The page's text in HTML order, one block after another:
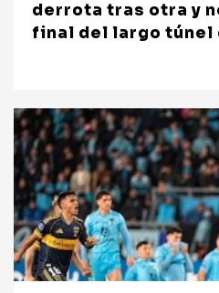
derrota tras otra y
final del largo túnel